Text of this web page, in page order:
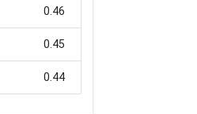
0.46
0.45
0.44